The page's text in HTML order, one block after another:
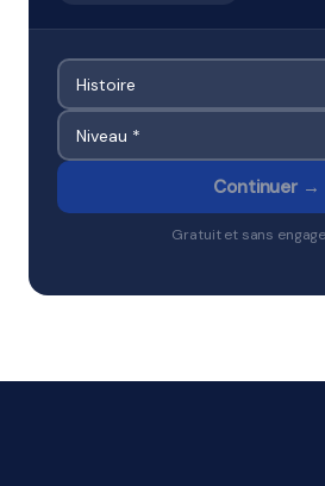
Continuer →
Gratuit et sans